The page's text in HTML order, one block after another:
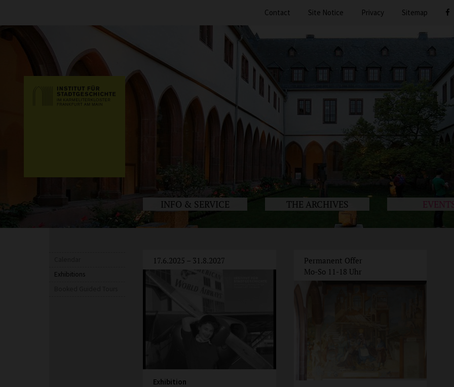
Contact Site Notice Privacy Sitemap
INFO & SERVICE THE ARCHIVES
Exhibitions
17.6.2025 – 31.8.2027
Exhibition
Permanent Offer
Mo-So 11-18 Uhr